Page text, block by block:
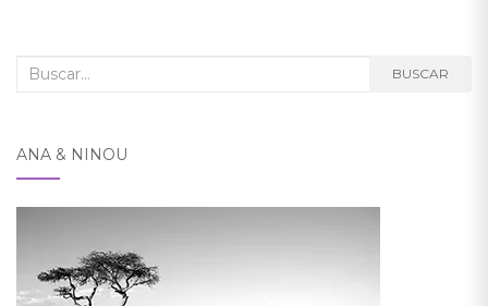
Buscar: BUSCAR
ANA & NINOU